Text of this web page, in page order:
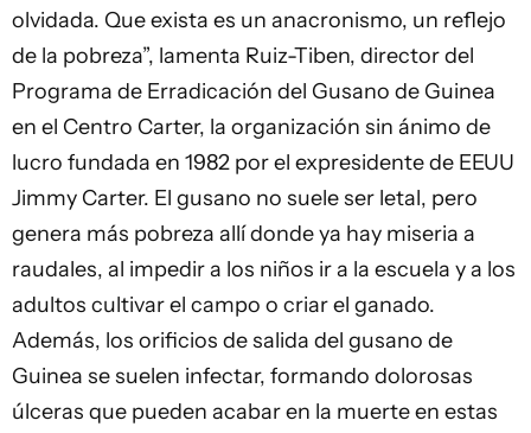
olvidada. Que exista es un anacronismo, un reflejo
de la pobreza”, lamenta Ruiz-Tiben, director del
Programa de Erradicación del Gusano de Guinea
en el Centro Carter, la organización sin ánimo de
lucro fundada en 1982 por el expresidente de EEUU
Jimmy Carter. El gusano no suele ser letal, pero
genera más pobreza allí donde ya hay miseria a
raudales, al impedir a los niños ir a la escuela y a los
adultos cultivar el campo o criar el ganado.
Además, los orificios de salida del gusano de
Guinea se suelen infectar, formando dolorosas
úlceras que pueden acabar en la muerte en estas